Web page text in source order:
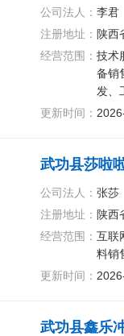
公司法人： 李君
注册地址： 陕西
经营范围： 技术
备销
发、
售、
更新时间：
武功县莎啦
公司法人： 张莎
注册地址： 陕西
经营范围： 互联
料销
更新时间：
武功县鑫乐